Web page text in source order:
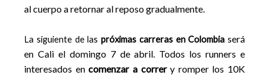
al cuerpo a retornar al reposo gradualmente.
La siguiente de las próximas carreras en Colombia será
en Cali el domingo 7 de abril. Todos los runners e
interesados encomenzar a correry romper los 10K